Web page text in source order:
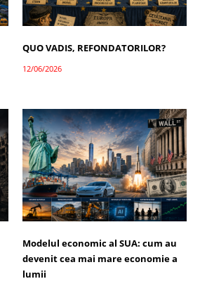
QUO VADIS, REFONDATORILOR?
12/06/2026
Modelul economic al SUA: cum au
devenit cea mai mare economie a
lumii